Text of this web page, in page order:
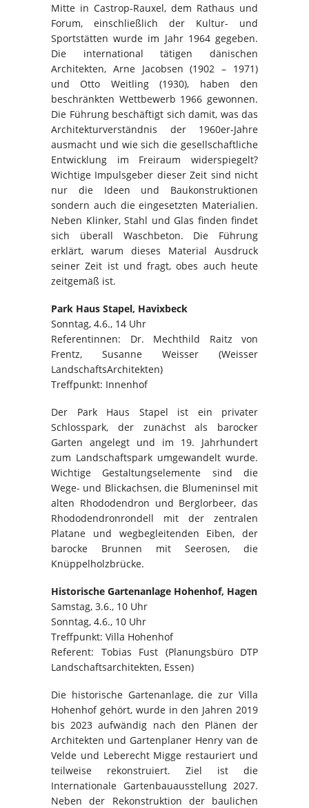
Mitte in Castrop-Rauxel, dem Rathaus und
Forum, einschließlich der Kultur- und
Sportstätten wurde im Jahr 1964 gegeben.
Die international tätigen dänischen
Architekten, Arne Jacobsen (1902 – 1971)
und Otto Weitling (1930), haben den
beschränkten Wettbewerb 1966 gewonnen.
Die Führung beschäftigt sich damit, was das
Architekturverständnis der 1960er-Jahre
ausmacht und wie sich die gesellschaftliche
Entwicklung im Freiraum widerspiegelt?
Wichtige Impulsgeber dieser Zeit sind nicht
nur die Ideen und Baukonstruktionen
sondern auch die eingesetzten Materialien.
Neben Klinker, Stahl und Glas finden findet
sich überall Waschbeton. Die Führung
erklärt, warum dieses Material Ausdruck
seiner Zeit ist und fragt, obes auch heute
zeitgemäß ist.
Park Haus Stapel, Havixbeck
Sonntag, 4.6., 14 Uhr
Referentinnen: Dr. Mechthild Raitz von
Frentz, Susanne Weisser (Weisser
LandschaftsArchitekten)
Treffpunkt: Innenhof
Der Park Haus Stapel ist ein privater
Schlosspark, der zunächst als barocker
Garten angelegt und im 19. Jahrhundert
zum Landschaftspark umgewandelt wurde.
Wichtige Gestaltungselemente sind die
Wege- und Blickachsen, die Blumeninsel mit
alten Rhododendron und Berglorbeer, das
Rhododendronrondell mit der zentralen
Platane und wegbegleitenden Eiben, der
barocke Brunnen mit Seerosen, die
Knüppelholzbrücke.
Historische Gartenanlage Hohenhof, Hagen
Samstag, 3.6., 10 Uhr
Sonntag, 4.6., 10 Uhr
Treffpunkt: Villa Hohenhof
Referent: Tobias Fust (Planungsbüro DTP
Landschaftsarchitekten, Essen)
Die historische Gartenanlage, die zur Villa
Hohenhof gehört, wurde in den Jahren 2019
bis 2023 aufwändig nach den Plänen der
Architekten und Gartenplaner Henry van de
Velde und Leberecht Migge restauriert und
teilweise rekonstruiert. Ziel ist die
Internationale Gartenbauausstellung 2027.
Neben der Rekonstruktion der baulichen